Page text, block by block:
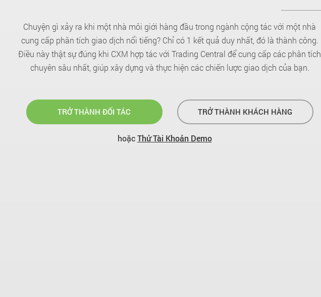
Chuyện gì xảy ra khi một nhà môi giới hàng đầu trong ngành cộng tác với một nhà
cung cấp phân tích giao dịch nổi tiếng? Chỉ có 1 kết quả duy nhất, đó là thành công.
Điều này thật sự đúng khi CXM hợp tác với Trading Central để cung cấp các phân tích
chuyên sâu nhất, giúp xây dựng và thực hiện các chiến lược giao dịch của bạn.
TRỞ THÀNH ĐỐI TÁC TRỞ THÀNH KHÁCH HÀNG
hoặcThử Tài Khoản Demo